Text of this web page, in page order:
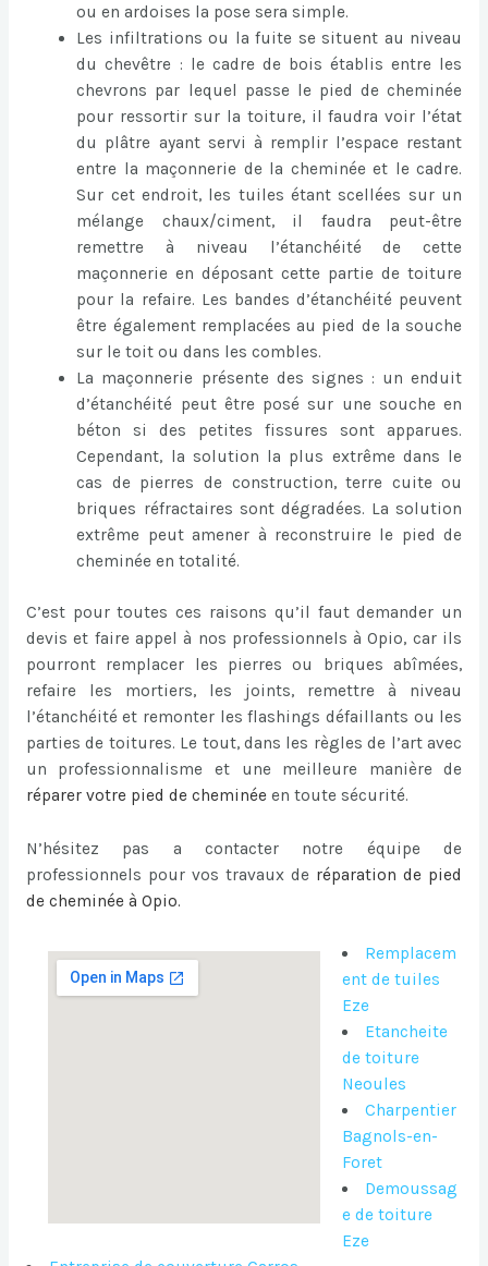
ou en ardoises la pose sera simple.
Les infiltrations ou la fuite se situent au niveau
du chevêtre : le cadre de bois établis entre les
chevrons par lequel passe le pied de cheminée
pour ressortir sur la toiture, il faudra voir l’état
du plâtre ayant servi à remplir l’espace restant
entre la maçonnerie de la cheminée et le cadre.
Sur cet endroit, les tuiles étant scellées sur un
mélange chaux/ciment, il faudra peut-être
remettre à niveau l’étanchéité de cette
maçonnerie en déposant cette partie de toiture
pour la refaire. Les bandes d’étanchéité peuvent
être également remplacées au pied de la souche
sur le toit ou dans les combles.
La maçonnerie présente des signes : un enduit
d’étanchéité peut être posé sur une souche en
béton si des petites fissures sont apparues.
Cependant, la solution la plus extrême dans le
cas de pierres de construction, terre cuite ou
briques réfractaires sont dégradées. La solution
extrême peut amener à reconstruire le pied de
cheminée en totalité.
C’est pour toutes ces raisons qu’il faut demander un
devis et faire appel à nos professionnels à Opio, car ils
pourront remplacer les pierres ou briques abîmées,
refaire les mortiers, les joints, remettre à niveau
l’étanchéité et remonter les flashings défaillants ou les
parties de toitures. Le tout, dans les règles de l’art avec
un professionnalisme et une meilleure manière de
réparer votre pied de cheminéeen toute sécurité.
N’hésitez pas a contacter notre équipe de
professionnels pour vos travaux de réparation de pied
de cheminée à Opio.
Remplacem
ent de tuiles
Eze
Etancheite
de toiture
Neoules
Charpentier
Bagnols-en-
Foret
Demoussag
e de toiture
Eze